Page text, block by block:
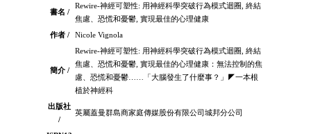
書名 /
Rewire-神經可塑性: 用神經科學突破行為模式迴圈, 終結
焦慮、恐慌和憂鬱, 實現最佳的心理健康
作者 /
Nicole Vignola
簡介 /
Rewire-神經可塑性: 用神經科學突破行為模式迴圈, 終結
焦慮、恐慌和憂鬱, 實現最佳的心理健康：無法控制的焦
慮、恐慌和憂鬱……「大腦發生了什麼事？」◤一本根
植於神經科
出版社
/
英屬蓋曼群島商家庭傳媒股份有限公司城邦分公司